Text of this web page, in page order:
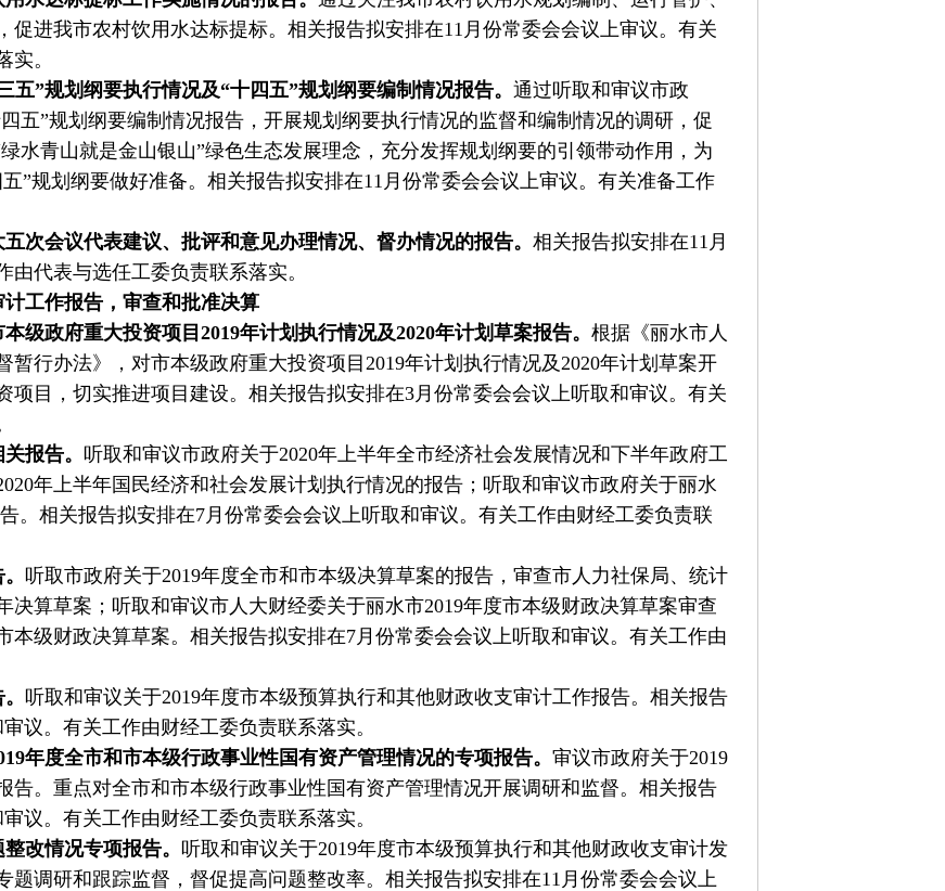
促进我市农村饮用水达标提标。相关报告拟安排在11月份常委会会议上审议。有关
实。
五”规划纲要执行情况及“十四五”规划纲要编制情况报告。 通过听取和审议市政
五”规划纲要编制情况报告，开展规划纲要执行情况的监督和编制情况的调研，促
水青山就是金山银山”绿色生态发展理念，充分发挥规划纲要的引领带动作用，为
”规划纲要做好准备。相关报告拟安排在11月份常委会会议上审议。有关准备工作
次会议代表建议、批评和意见办理情况、督办情况的报告。 相关报告拟安排在11月
代表与选任工委负责联系落实。
工作报告，审查和批准决算
级政府重大投资项目2019年计划执行情况及2020年计划草案报告。 根据《丽水市人
暂行办法》，对市本级政府重大投资项目2019年计划执行情况及2020年计划草案开
项目，切实推进项目建设。相关报告拟安排在3月份常委会会议上听取和审议。有关
报告。 听取和审议市政府关于2020年上半年全市经济社会发展情况和下半年政府工
年上半年国民经济和社会发展计划执行情况的报告；听取和审议市政府关于丽水
。相关报告拟安排在7月份常委会会议上听取和审议。有关工作由财经工委负责联
听取市政府关于2019年度全市和市本级决算草案的报告，审查市人力社保局、统计
决算草案；听取和审议市人大财经委关于丽水市2019年度市本级财政决算草案审查
本级财政决算草案。相关报告拟安排在7月份常委会会议上听取和审议。有关工作由
听取和审议关于2019年度市本级预算执行和其他财政收支审计工作报告。相关报告
议。有关工作由财经工委负责联系落实。
年度全市和市本级行政事业性国有资产管理情况的专项报告。 审议市政府关于2019
告。重点对全市和市本级行政事业性国有资产管理情况开展调研和监督。相关报告
议。有关工作由财经工委负责联系落实。
改情况专项报告。 听取和审议关于2019年度市本级预算执行和其他财政收支审计发
题调研和跟踪监督，督促提高问题整改率。相关报告拟安排在11月份常委会会议上